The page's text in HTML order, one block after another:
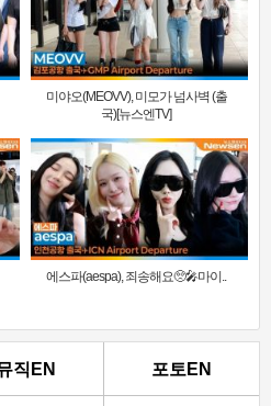
미야오(MEOVV), 미모가 넘사벽 (출
국)[뉴스엔TV]
에스파(aespa), 죄송해요🥺🎤마이..
직EN 포토EN